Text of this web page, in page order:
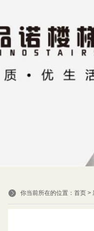
你当前所在的位置： 首页 >